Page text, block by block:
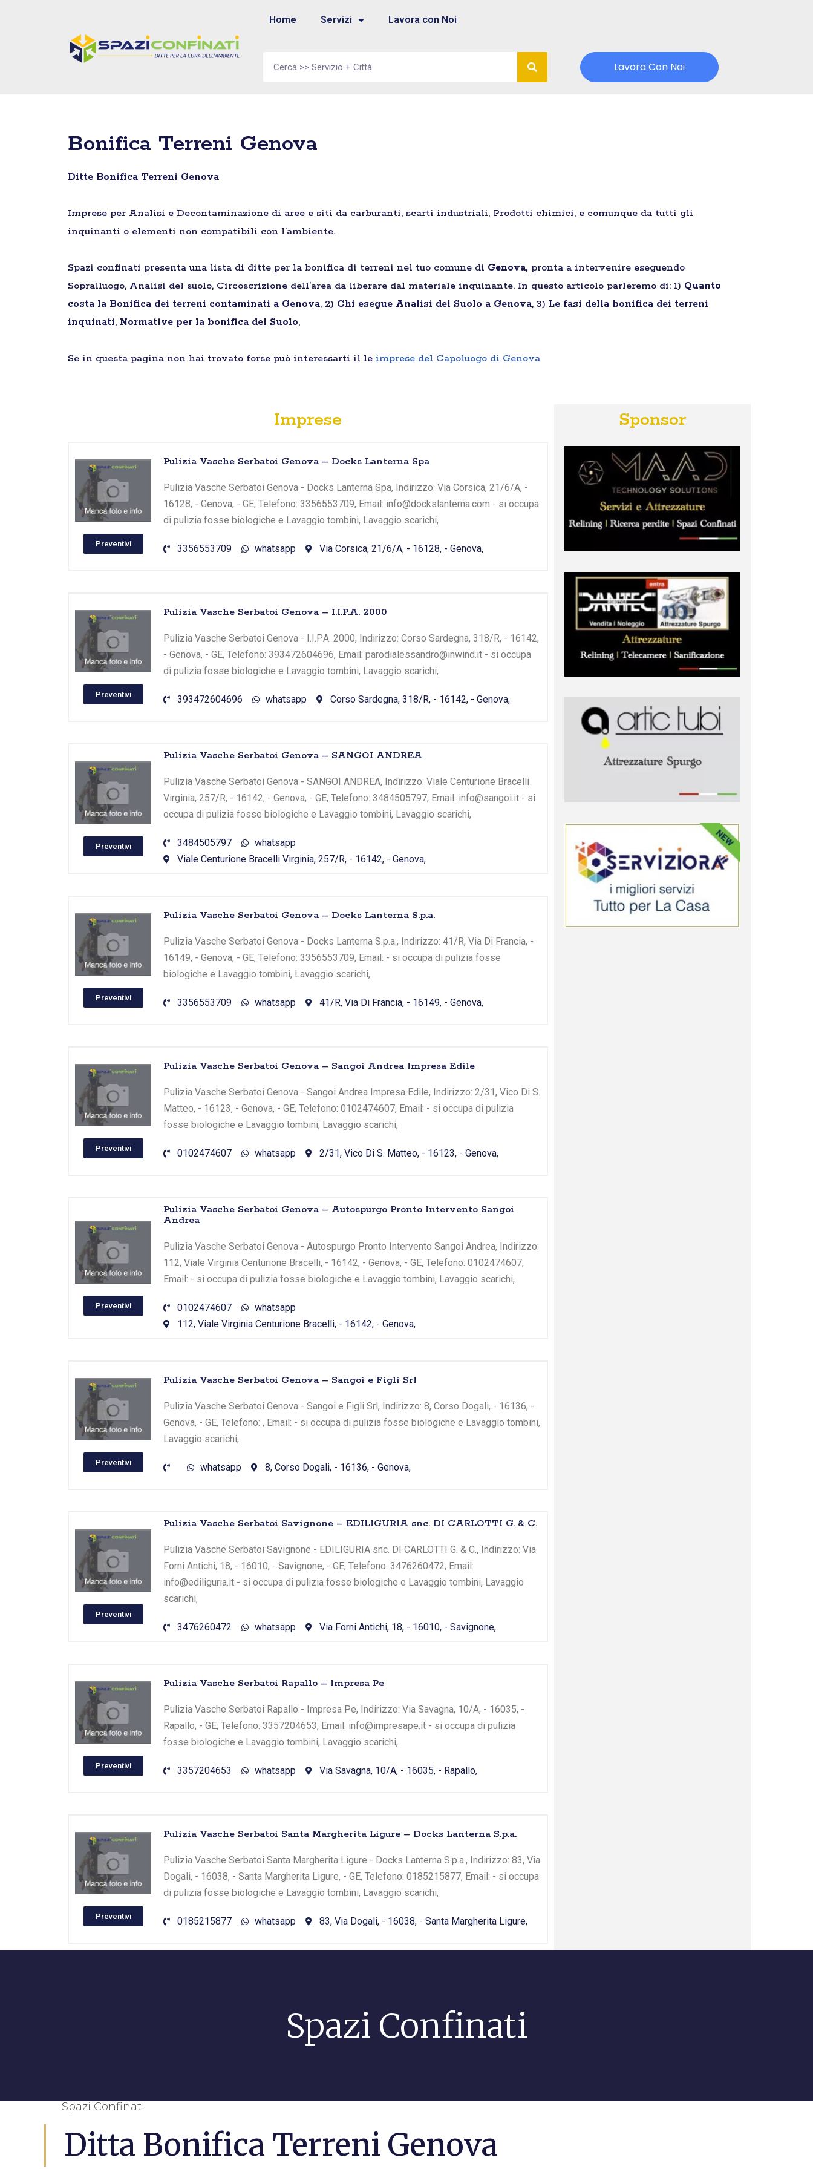
Home Servizi Lavora con Noi
Lavora Con Noi
Bonifica Terreni Genova
Ditte Bonifica Terreni Genova
Imprese per Analisi e Decontaminazione di aree e siti da carburanti, scarti industriali, Prodotti chimici, e comunque da tutti gli
inquinanti o elementi non compatibili con l’ambiente.
Spazi confinati presenta una lista di ditte per la bonifica di terreni nel tuo comune di Genova, pronta a intervenire eseguendo
Sopralluogo, Analisi del suolo, Circoscrizione dell’area da liberare dal materiale inquinante. In questo articolo parleremo di: 1) Quanto
costa la Bonifica dei terreni contaminati a Genova, 2) Chi esegue Analisi del Suolo a Genova, 3) Le fasi della bonifica dei terreni
inquinati, Normative per la bonifica del Suolo,
Se in questa pagina non hai trovato forse può interessarti il le imprese del Capoluogo di Genova
Imprese
Preventivi
Pulizia Vasche Serbatoi Genova – Docks Lanterna Spa
Pulizia Vasche Serbatoi Genova - Docks Lanterna Spa, Indirizzo: Via Corsica, 21/6/A, -
16128, - Genova, - GE, Telefono: 3356553709, Email: info@dockslanterna.com - si occupa
di pulizia fosse biologiche e Lavaggio tombini, Lavaggio scarichi,
3356553709 whatsapp Via Corsica, 21/6/A, - 16128, - Genova,
Preventivi
Pulizia Vasche Serbatoi Genova – I.I.P.A. 2000
Pulizia Vasche Serbatoi Genova - I.I.P.A. 2000, Indirizzo: Corso Sardegna, 318/R, - 16142,
- Genova, - GE, Telefono: 393472604696, Email: parodialessandro@inwind.it - si occupa
di pulizia fosse biologiche e Lavaggio tombini, Lavaggio scarichi,
393472604696 whatsapp Corso Sardegna, 318/R, - 16142, - Genova,
Preventivi
Pulizia Vasche Serbatoi Genova – SANGOI ANDREA
Pulizia Vasche Serbatoi Genova - SANGOI ANDREA, Indirizzo: Viale Centurione Bracelli
Virginia, 257/R, - 16142, - Genova, - GE, Telefono: 3484505797, Email: info@sangoi.it - si
occupa di pulizia fosse biologiche e Lavaggio tombini, Lavaggio scarichi,
3484505797
whatsapp
Viale Centurione Bracelli Virginia, 257/R, - 16142, - Genova,
Preventivi
Pulizia Vasche Serbatoi Genova – Docks Lanterna S.p.a.
Pulizia Vasche Serbatoi Genova - Docks Lanterna S.p.a., Indirizzo: 41/R, Via Di Francia, -
16149, - Genova, - GE, Telefono: 3356553709, Email: - si occupa di pulizia fosse
biologiche e Lavaggio tombini, Lavaggio scarichi,
3356553709 whatsapp 41/R, Via Di Francia, - 16149, - Genova,
Preventivi
Pulizia Vasche Serbatoi Genova – Sangoi Andrea Impresa Edile
Pulizia Vasche Serbatoi Genova - Sangoi Andrea Impresa Edile, Indirizzo: 2/31, Vico Di S.
Matteo, - 16123, - Genova, - GE, Telefono: 0102474607, Email: - si occupa di pulizia
fosse biologiche e Lavaggio tombini, Lavaggio scarichi,
0102474607 whatsapp 2/31, Vico Di S. Matteo, - 16123, - Genova,
Preventivi
Pulizia Vasche Serbatoi Genova – Autospurgo Pronto Intervento Sangoi
Andrea
Pulizia Vasche Serbatoi Genova - Autospurgo Pronto Intervento Sangoi Andrea, Indirizzo:
112, Viale Virginia Centurione Bracelli, - 16142, - Genova, - GE, Telefono: 0102474607,
Email: - si occupa di pulizia fosse biologiche e Lavaggio tombini, Lavaggio scarichi,
0102474607
whatsapp
112, Viale Virginia Centurione Bracelli, - 16142, - Genova,
Preventivi
Pulizia Vasche Serbatoi Genova – Sangoi e Figli Srl
Pulizia Vasche Serbatoi Genova - Sangoi e Figli Srl, Indirizzo: 8, Corso Dogali, - 16136, -
Genova, - GE, Telefono: , Email: - si occupa di pulizia fosse biologiche e Lavaggio tombini,
Lavaggio scarichi,
whatsapp 8, Corso Dogali, - 16136, - Genova,
Preventivi
Pulizia Vasche Serbatoi Savignone – EDILIGURIA snc. DI CARLOTTI G. & C.
Pulizia Vasche Serbatoi Savignone - EDILIGURIA snc. DI CARLOTTI G. & C., Indirizzo: Via
Forni Antichi, 18, - 16010, - Savignone, - GE, Telefono: 3476260472, Email:
info@ediliguria.it - si occupa di pulizia fosse biologiche e Lavaggio tombini, Lavaggio
scarichi,
3476260472 whatsapp Via Forni Antichi, 18, - 16010, - Savignone,
Preventivi
Pulizia Vasche Serbatoi Rapallo – Impresa Pe
Pulizia Vasche Serbatoi Rapallo - Impresa Pe, Indirizzo: Via Savagna, 10/A, - 16035, -
Rapallo, - GE, Telefono: 3357204653, Email: info@impresape.it - si occupa di pulizia
fosse biologiche e Lavaggio tombini, Lavaggio scarichi,
3357204653 whatsapp Via Savagna, 10/A, - 16035, - Rapallo,
Preventivi
Pulizia Vasche Serbatoi Santa Margherita Ligure – Docks Lanterna S.p.a.
Pulizia Vasche Serbatoi Santa Margherita Ligure - Docks Lanterna S.p.a., Indirizzo: 83, Via
Dogali, - 16038, - Santa Margherita Ligure, - GE, Telefono: 0185215877, Email: - si occupa
di pulizia fosse biologiche e Lavaggio tombini, Lavaggio scarichi,
0185215877 whatsapp 83, Via Dogali, - 16038, - Santa Margherita Ligure,
Sponsor
Spazi Confinati
Spazi Confinati
Ditta Bonifica Terreni Genova